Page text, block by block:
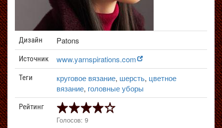
Дизайн Patons
Источник www.yarnspirations.com
Теги круговое вязание, шерсть, цветное
вязание, головные уборы
Рейтинг
Голосов: 9